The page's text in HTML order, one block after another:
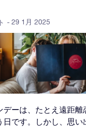
- 29 1月 2025
デーは、たとえ遠距離
日です。しかし、思い